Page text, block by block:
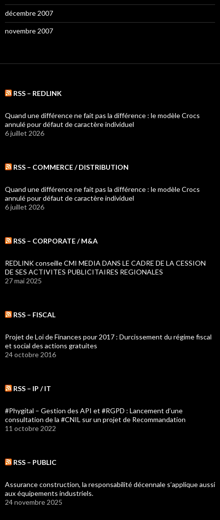
décembre 2007
novembre 2007
RSS – REDLINK
Quand une différence ne fait pas la différence : le modèle Crocs
annulé pour défaut de caractère individuel
6 juillet 2026
RSS – COMMERCE / DISTRIBUTION
Quand une différence ne fait pas la différence : le modèle Crocs
annulé pour défaut de caractère individuel
6 juillet 2026
RSS – CORPORATE / M&A
REDLINK conseille CMI MEDIA DANS LE CADRE DE LA CESSION
DE SES ACTIVITES PUBLICITAIRES REGIONALES
27 mai 2025
RSS – FISCAL
Projet de Loi de Finances pour 2017 : Durcissement du régime fiscal
et social des actions gratuites
24 octobre 2016
RSS – IP / IT
#Phygital – Gestion des API et #RGPD : Lancement d’une
consultation de la #CNIL sur un projet de Recommandation
11 octobre 2022
RSS – PUBLIC
Assurance construction, la responsabilité décennale s’applique aussi
aux équipements industriels.
24 novembre 2025